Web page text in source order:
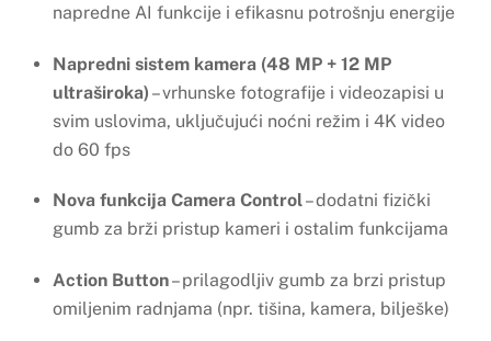
napredne AI funkcije i efikasnu potrošnju energije
Napredni sistem kamera (48 MP + 12 MP
ultraširoka) – vrhunske fotografije i videozapisi u
svim uslovima, uključujući noćni režim i 4K video
do 60 fps
Nova funkcija Camera Control– dodatni fizički
gumb za brži pristup kameri i ostalim funkcijama
Action Button– prilagodljiv gumb za brzi pristup
omiljenim radnjama (npr. tišina, kamera, bilješke)